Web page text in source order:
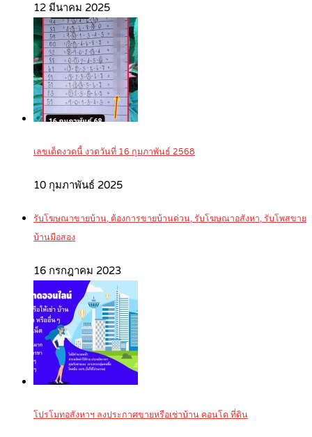
12 มีนาคม 2025
เลขเด็ดงวดนี้ งวดวันที่ 16 กุมภาพันธ์ 2568
10 กุมภาพันธ์ 2025
รับโฆษณาขายบ้าน, ต้องการขายบ้านด่วน, รับโฆษณาอสังหา, รับโพสขาย
บ้านมือสอง
16 กรกฎาคม 2023
โปรโมทอสังหาฯ ลงประกาศขายหรือเช่าบ้าน คอนโด ที่ดิน